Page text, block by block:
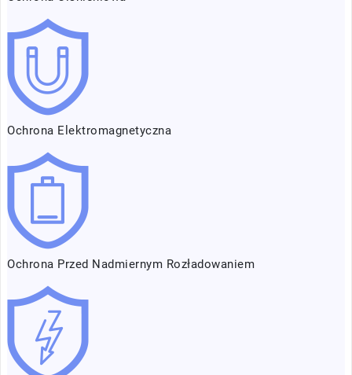
Ochrona Elektromagnetyczna
Ochrona Przed Nadmiernym Rozładowaniem